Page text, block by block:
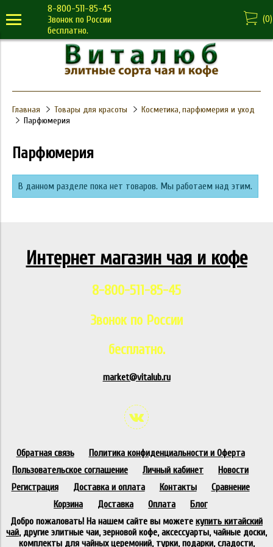
8-800-511-85-45
Звонок по России
бесплатно.
(0)
Главная Товары для красоты
Косметика, парфюмерия и уход
Парфюмерия
Парфюмерия
В данном разделе пока нет товаров. Мы работаем над этим.
Интернет магазин чая и кофе
8-800-511-85-45
Звонок по России
бесплатно.
market@vitalub.ru
Обратная связь
Политика конфиденциальности и Оферта
Пользовательское соглашение
Личный кабинет
Новости
Регистрация
Доставка и оплата Контакты
Сравнение
Корзина
Доставка Оплата
Блог
Добро пожаловать! На нашем сайте вы можете купить китайский
чай, другие элитные чаи, зерновой кофе, аксессуарты, чайные доски,
комплекты для чайных церемоний, турки, подарки, сладости,